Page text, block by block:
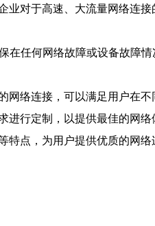
对于高速、大流量网络连
任何网络故障或设备故障
络连接，可以满足用户在
行定制，以提供最佳的网络
点，为用户提供优质的网